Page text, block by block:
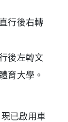
行後右轉
後左轉文
育大學。
已啟用車